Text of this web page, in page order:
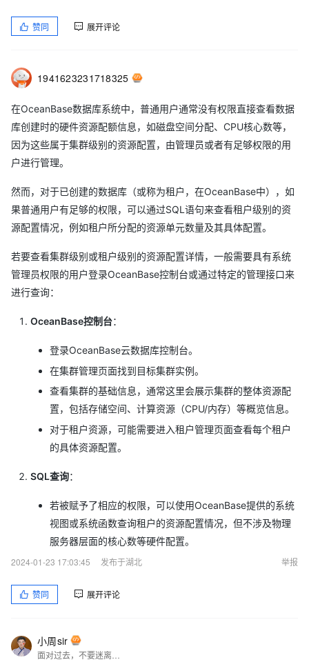
赞同 展开评论
1941623231718325
在OceanBase数据库系统中，普通用户通常没有权限直接查看数据
库创建时的硬件资源配额信息，如磁盘空间分配、CPU核心数等，
因为这些属于集群级别的资源配置，由管理员或者有足够权限的用
户进行管理。
然而，对于已创建的数据库（或称为租户，在OceanBase中），如
果普通用户有足够的权限，可以通过SQL语句来查看租户级别的资
源配置情况，例如租户所分配的资源单元数量及其具体配置。
若要查看集群级别或租户级别的资源配置详情，一般需要具有系统
管理员权限的用户登录OceanBase控制台或通过特定的管理接口来
进行查询：
OceanBase控制台：
登录OceanBase云数据库控制台。
在集群管理页面找到目标集群实例。
查看集群的基础信息，通常这里会展示集群的整体资源配
置，包括存储空间、计算资源（CPU/内存）等概览信息。
对于租户资源，可能需要进入租户管理页面查看每个租户
的具体资源配置。
SQL查询：
若被赋予了相应的权限，可以使用OceanBase提供的系统
视图或系统函数查询租户的资源配置情况，但不涉及物理
服务器层面的核心数等硬件配置。
2024-01-23 17:03:45
发布于湖北 举报
赞同 展开评论
小周sir